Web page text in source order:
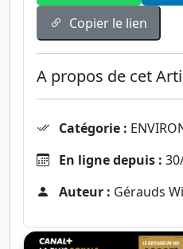
Copier le lien
A propos de cet
Catégorie :
En ligne depuis :
Auteur : Gérauds